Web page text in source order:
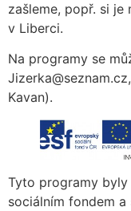
zašleme, popř. si
v Liberci.
Na programy se
Kavan).
Tyto programy
sociálním fondem